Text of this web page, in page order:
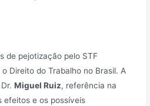
de pejotização pelo STF
Direito do Trabalho no Brasil. A
Dr.Miguel Ruiz, referência na
efeitos e os possíveis